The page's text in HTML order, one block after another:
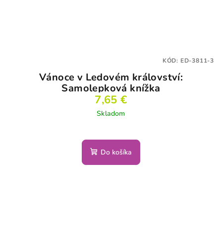
Vánoce v Ledovém království:
Samolepková knížka
7,65 €
Skladom
Do košíka
KÓD: ED-3811-3